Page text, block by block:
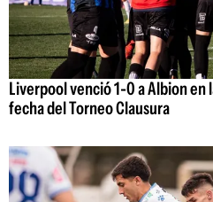
Liverpool venció 1-0 a Albion
fecha del Torneo Clausura